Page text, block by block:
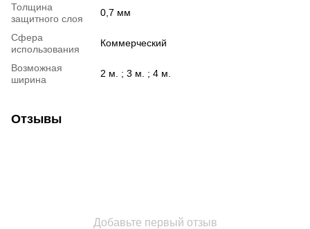
Толщина
защитного слоя
0,7 мм
Сфера
использования
Коммерческий
Возможная
ширина
2 м. ; 3 м. ; 4 м.
Отзывы
Добавьте первый отзыв